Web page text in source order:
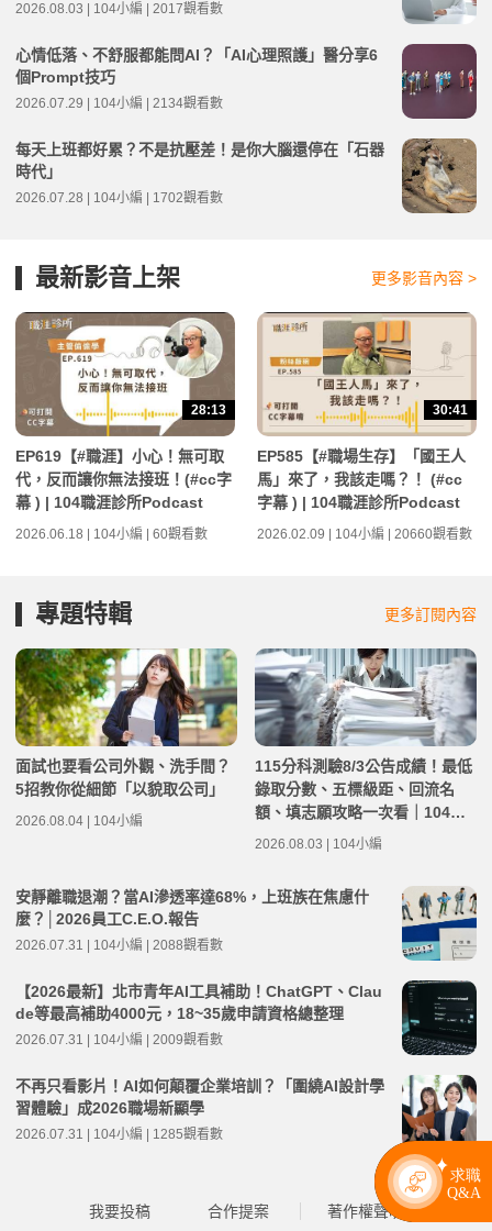
2026.08.03 | 104小編 | 2017觀看數
心情低落、不舒服都能問AI？「AI心理照護」醫分享6
個Prompt技巧
2026.07.29 | 104小編 | 2134觀看數
每天上班都好累？不是抗壓差！是你大腦還停在「石器
時代」
2026.07.28 | 104小編 | 1702觀看數
最新影音上架 更多影音內容 >
28:13
EP619【#職涯】小心！無可取
代，反而讓你無法接班！(#cc字
幕 ) | 104職涯診所Podcast
2026.06.18 | 104小編 | 60觀看數
30:41
EP585【#職場生存】「國王人
馬」來了，我該走嗎？！ (#cc
字幕 ) | 104職涯診所Podcast
2026.02.09 | 104小編 | 20660觀看數
專題特輯 更多訂閱內容
面試也要看公司外觀、洗手間？
5招教你從細節「以貌取公司」
2026.08.04 | 104小編
115分科測驗8/3公告成績！最低
錄取分數、五標級距、回流名
額、填志願攻略一次看｜104落
點分析
2026.08.03 | 104小編
安靜離職退潮？當AI滲透率達68%，上班族在焦慮什
麼？│2026員工C.E.O.報告
2026.07.31 | 104小編 | 2088觀看數
【2026最新】北市青年AI工具補助！ChatGPT、Clau
de等最高補助4000元，18~35歲申請資格總整理
2026.07.31 | 104小編 | 2009觀看數
不再只看影片！AI如何顛覆企業培訓？「圍繞AI設計學
習體驗」成2026職場新顯學
2026.07.31 | 104小編 | 1285觀看數
我要投稿 合作提案 著作權聲明